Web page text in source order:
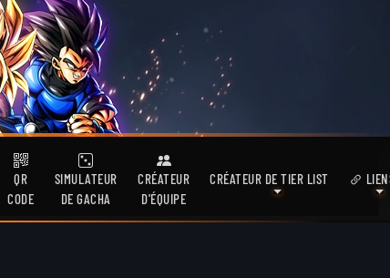
QR
CODE
SIMULATEUR
DE GACHA
CRÉATEUR
D'ÉQUIPE
CRÉATEUR DE TIER LIST